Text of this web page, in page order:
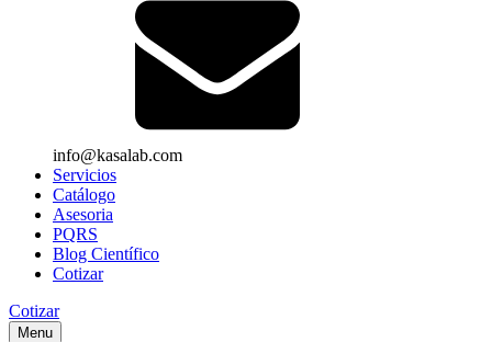
info@kasalab.com
Servicios
Catálogo
Asesoria
PQRS
Blog Científico
Cotizar
Cotizar
Menu